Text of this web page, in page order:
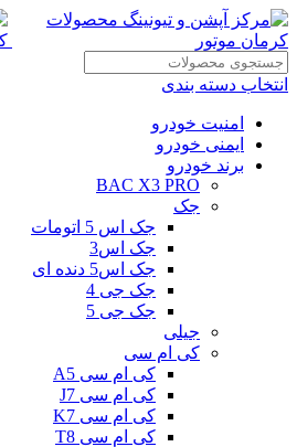
انتخاب دسته بندی
امنیت خودرو
ایمنی خودرو
برند خودرو
BAC X3 PRO
جک
جک اس 5 اتومات
جک اس3
جک اس5 دنده ای
جک جی 4
جک جی 5
جیلی
کی ام سی
کی ام سی A5
کی ام سی J7
کی ام سی K7
کی ام سی T8